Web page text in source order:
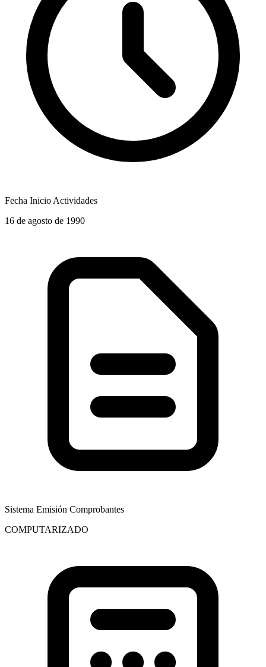
Fecha Inicio Actividades
16 de agosto de 1990
Sistema Emisión Comprobantes
COMPUTARIZADO